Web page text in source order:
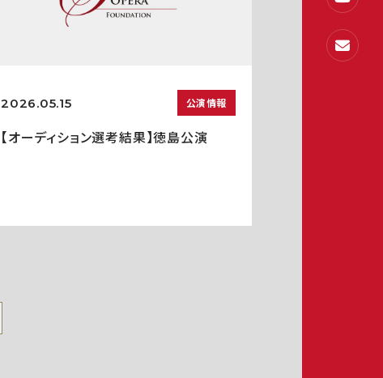
2026.05.15 公演情報
【オーディション選考結果】徳島公演